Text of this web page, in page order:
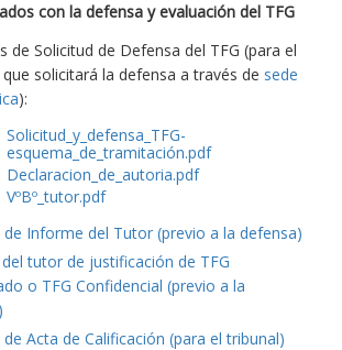
con la defensa y evaluación del TFG
de Solicitud de Defensa del TFG (para el
solicitará la defensa a través de sede
):
Solicitud_y_defensa_TFG-
esquema_de_tramitación.pdf
Declaracion_de_autoria.pdf
VºBº_tutor.pdf
Informe del Tutor (previo a la defensa)
tutor de justificación de TFG
o TFG Confidencial (previo a la
Acta de Calificación (para el tribunal)